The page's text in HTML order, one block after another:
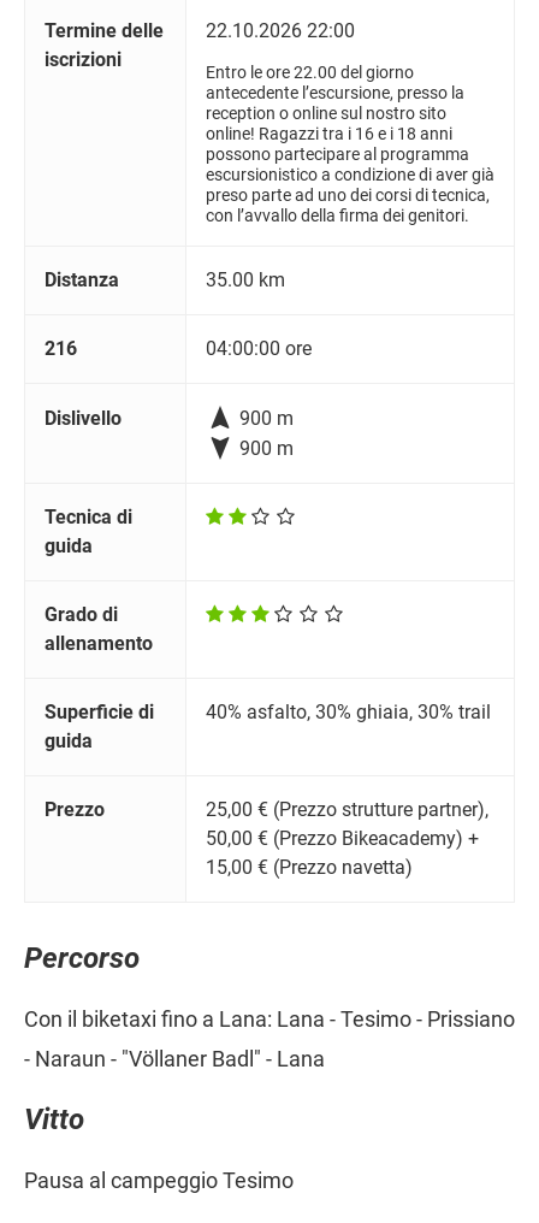
Termine delle
iscrizioni
22.10.2026 22:00
Entro le ore 22.00 del giorno
antecedente l’escursione, presso la
reception o online sul nostro sito
online! Ragazzi tra i 16 e i 18 anni
possono partecipare al programma
escursionistico a condizione di aver già
preso parte ad uno dei corsi di tecnica,
con l’avvallo della firma dei genitori.
Distanza 35.00 km
216 04:00:00 ore
Dislivello  900 m
 900 m
Tecnica di
guida
Grado di
allenamento
Superficie di
guida
40% asfalto, 30% ghiaia, 30% trail
Prezzo
25,00 € (Prezzo strutture partner),
50,00 € (Prezzo Bikeacademy) +
15,00 € (Prezzo navetta)
Percorso
Con il biketaxi fino a Lana: Lana - Tesimo - Prissiano
- Naraun - "Völlaner Badl" - Lana
Vitto
Pausa al campeggio Tesimo